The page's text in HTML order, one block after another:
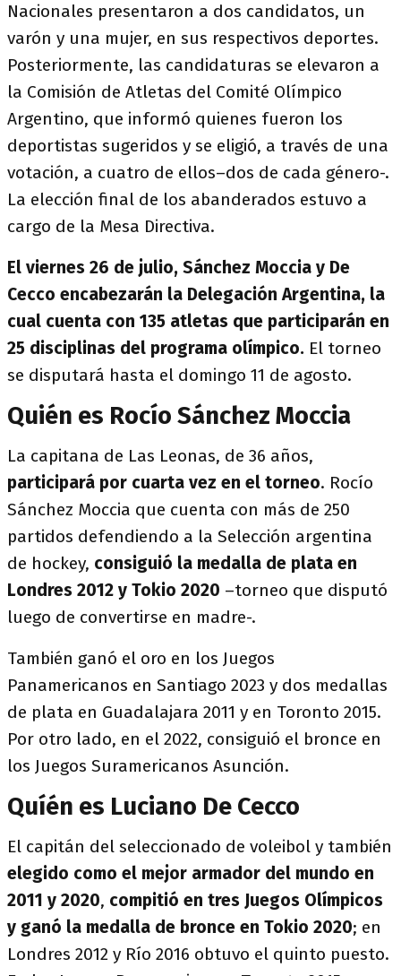
Nacionales presentaron a dos candidatos, un
varón y una mujer, en sus respectivos deportes.
Posteriormente, las candidaturas se elevaron a
la Comisión de Atletas del Comité Olímpico
Argentino, que informó quienes fueron los
deportistas sugeridos y se eligió, a través de una
votación, a cuatro de ellos–dos de cada género-.
La elección final de los abanderados estuvo a
cargo de la Mesa Directiva.
El viernes 26 de julio, Sánchez Moccia y De
Cecco encabezarán la Delegación Argentina, la
cual cuenta con 135 atletas que participarán en
25 disciplinas del programa olímpico. El torneo
se disputará hasta el domingo 11 de agosto.
Quién es Rocío Sánchez Moccia
La capitana de Las Leonas, de 36 años,
participará por cuarta vez en el torneo. Rocío
Sánchez Moccia que cuenta con más de 250
partidos defendiendo a la Selección argentina
de hockey, consiguió la medalla de plata en
Londres 2012 y Tokio 2020 –torneo que disputó
luego de convertirse en madre-.
También ganó el oro en los Juegos
Panamericanos en Santiago 2023 y dos medallas
de plata en Guadalajara 2011 y en Toronto 2015.
Por otro lado, en el 2022, consiguió el bronce en
los Juegos Suramericanos Asunción.
Quíén es Luciano De Cecco
El capitán del seleccionado de voleibol y también
elegido como el mejor armador del mundo en
2011 y 2020, compitió en tres Juegos Olímpicos
y ganó la medalla de bronce en Tokio 2020; en
Londres 2012 y Río 2016 obtuvo el quinto puesto.